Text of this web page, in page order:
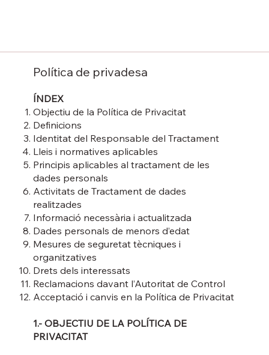
Política de privadesa
ÍNDEX
Objectiu de la Política de Privacitat
Definicions
Identitat del Responsable del Tractament
Lleis i normatives aplicables
Principis aplicables al tractament de les
dades personals
Activitats de Tractament de dades
realitzades
Informació necessària i actualitzada
Dades personals de menors d’edat
Mesures de seguretat tècniques i
organitzatives
Drets dels interessats
Reclamacions davant l’Autoritat de Control
Acceptació i canvis en la Política de Privacitat
1.- OBJECTIU DE LA POLÍTICA DE
PRIVACITAT